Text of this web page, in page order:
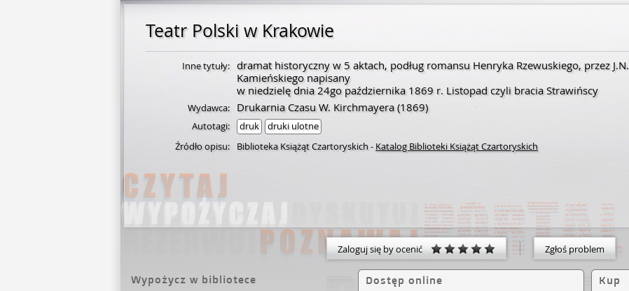
Teatr Polski w Krakowie
Inne tytuły: dramat historyczny w 5 aktach, podług romansu Henryka Rzewuskiego, przez J.N.
Kamieńskiego napisany
w niedzielę dnia 24go października 1869 r. Listopad czyli bracia Strawińscy
Wydawca: Drukarnia Czasu W. Kirchmayera(1869)
Autotagi: druk
druki ulotne
Źródło opisu:
Biblioteka Książąt Czartoryskich - Katalog Biblioteki Książąt Czartoryskich
Zaloguj się by ocenić Zgłoś problem
Wypożycz w bibliotece Dostęp online Kup